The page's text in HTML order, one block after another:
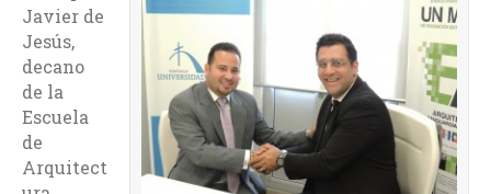
Javier de
Jesús,
decano
de la
Escuela
de
Arquitect